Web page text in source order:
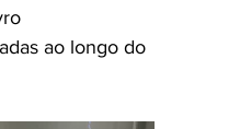
ao longo do